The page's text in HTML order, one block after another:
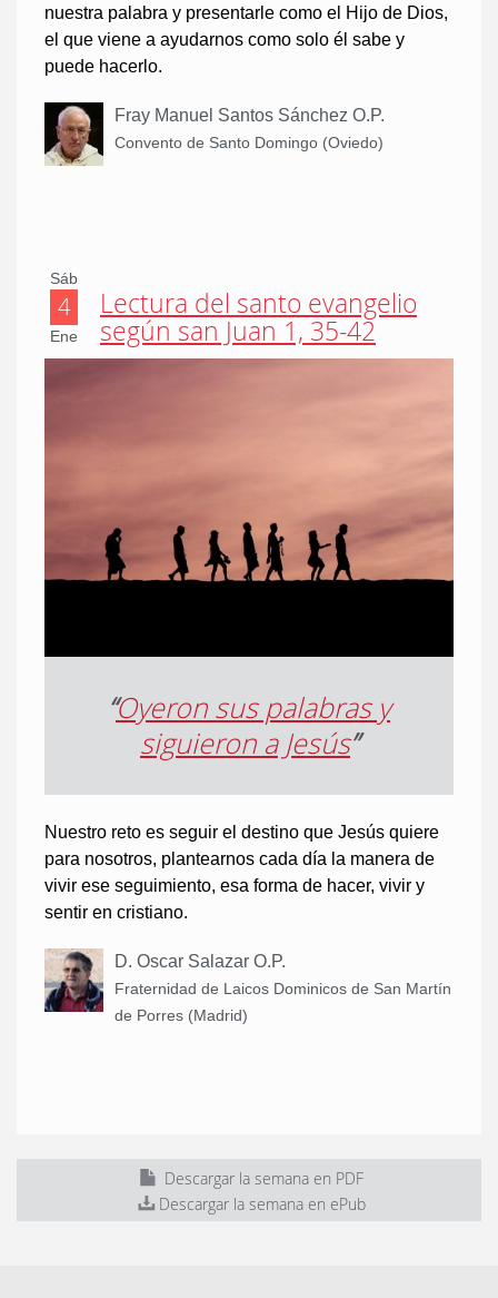
nuestra palabra y presentarle como el Hijo de Dios,
el que viene a ayudarnos como solo él sabe y
puede hacerlo.
Fray Manuel Santos Sánchez O.P.
Convento de Santo Domingo (Oviedo)
Sáb
4
Ene
Lectura del santo evangelio
según san Juan 1, 35-42
“Oyeron sus palabras y
siguieron a Jesús”
Nuestro reto es seguir el destino que Jesús quiere
para nosotros, plantearnos cada día la manera de
vivir ese seguimiento, esa forma de hacer, vivir y
sentir en cristiano.
D. Oscar Salazar O.P.
Fraternidad de Laicos Dominicos de San Martín
de Porres (Madrid)
Descargar la semana en PDF
Descargar la semana en ePub